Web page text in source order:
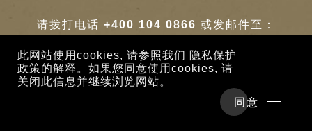
行程概览
现在咨询
请拨打电话 +400 104 0866 或发邮件至：
的心仪旅程。
此网站使用cookies, 请参照我们 隐私保护
政策的解释。如果您同意使用cookies, 请
关闭此信息并继续浏览网站。
同意